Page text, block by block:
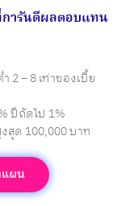
การันตีผลตอบแทน
2 – 8 เท่าของเบี้ย
ปีถัดไป 1%
ด 100,000 บาท
แผน